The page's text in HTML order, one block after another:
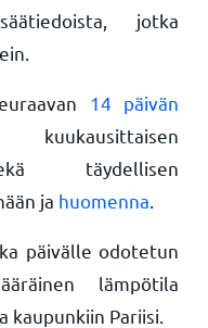
jotka
14 päivän
täydellisen
ja huomenna
päivälle odotetun
lämpötila
Pariisi.